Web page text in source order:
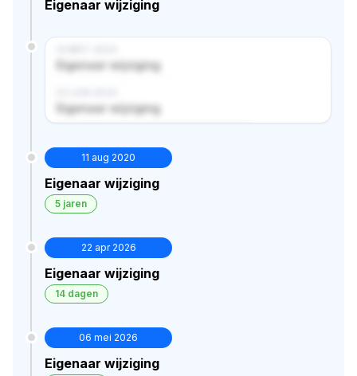
Eigenaar wijziging
Eigenaar wijziging
Eigenaar wijziging
11 aug 2020
Eigenaar wijziging
5 jaren
22 apr 2026
Eigenaar wijziging
14 dagen
06 mei 2026
Eigenaar wijziging